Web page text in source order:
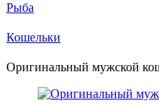
Рыба
Кошельки
Оригинальный мужской